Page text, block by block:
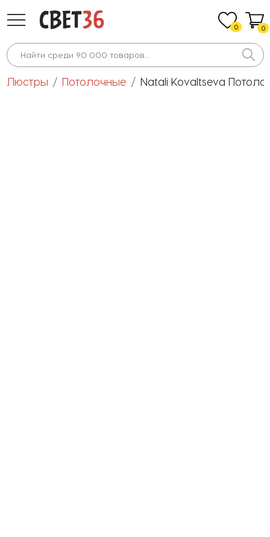
0 0
Люстры Потолочные Natali Kovaltseva